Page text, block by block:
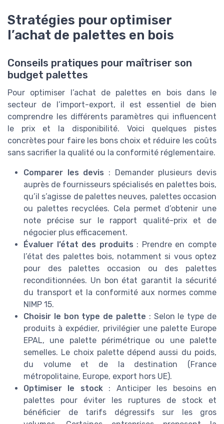
Stratégies pour optimiser
l’achat de palettes en bois
Conseils pratiques pour maîtriser son
budget palettes
Pour optimiser l’achat de palettes en bois dans le
secteur de l’import-export, il est essentiel de bien
comprendre les différents paramètres qui influencent
le prix et la disponibilité. Voici quelques pistes
concrètes pour faire les bons choix et réduire les coûts
sans sacrifier la qualité ou la conformité réglementaire.
Comparer les devis : Demander plusieurs devis
auprès de fournisseurs spécialisés en palettes bois,
qu’il s’agisse de palettes neuves, palettes occasion
ou palettes recyclées. Cela permet d’obtenir une
note précise sur le rapport qualité-prix et de
négocier plus efficacement.
Évaluer l’état des produits : Prendre en compte
l’état des palettes bois, notamment si vous optez
pour des palettes occasion ou des palettes
reconditionnées. Un bon état garantit la sécurité
du transport et la conformité aux normes comme
NIMP 15.
Choisir le bon type de palette : Selon le type de
produits à expédier, privilégier une palette Europe
EPAL, une palette périmétrique ou une palette
semelles. Le choix palette dépend aussi du poids,
du volume et de la destination (France
métropolitaine, Europe, export hors UE).
Optimiser le stock: Anticiper les besoins en
palettes pour éviter les ruptures de stock et
bénéficier de tarifs dégressifs sur les gros